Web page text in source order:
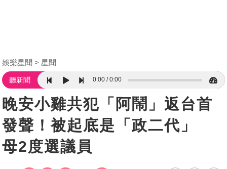
娛樂星聞 星聞
聽新聞 0:00 0:00
晚安小雞共犯「阿鬧」返台首
發聲！被起底是「政二代」
母2度選議員